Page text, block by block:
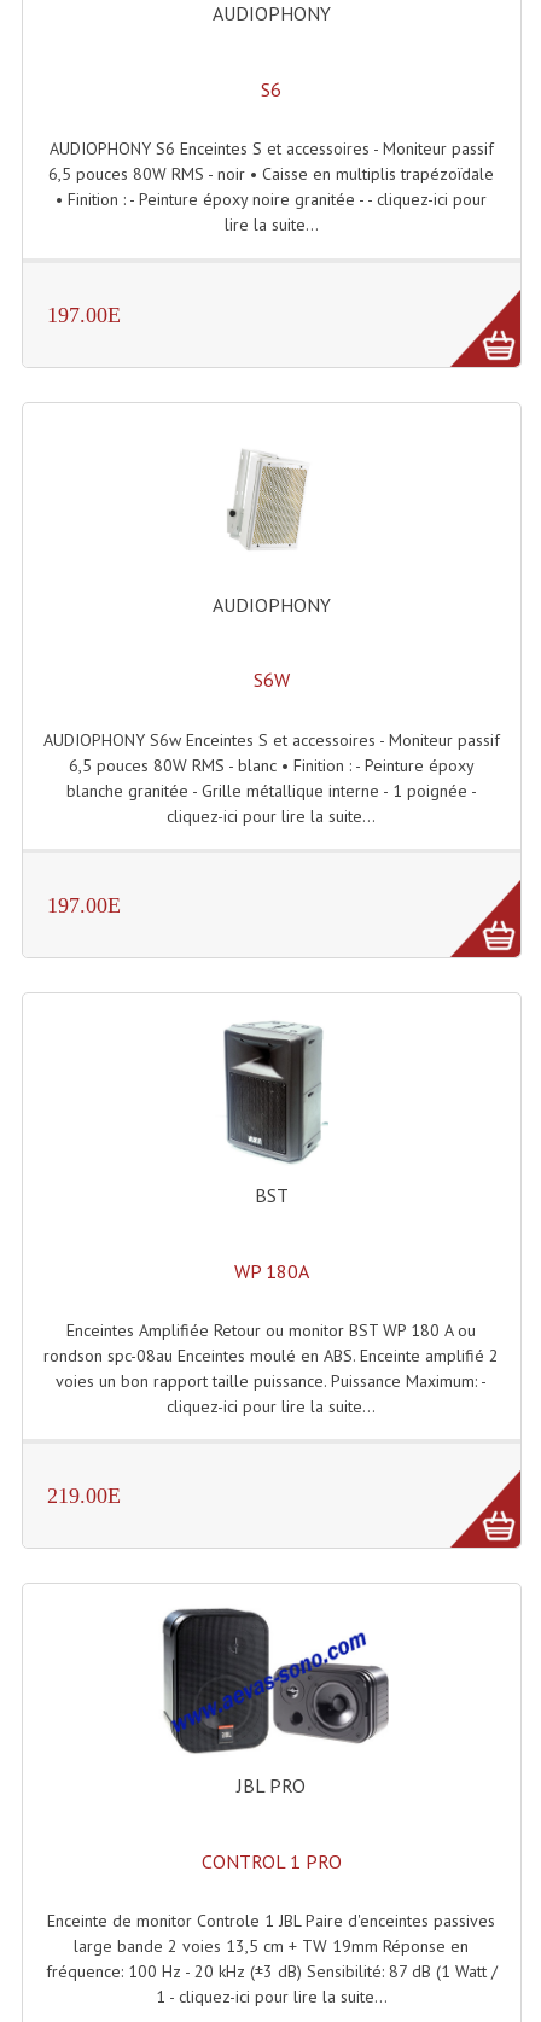
Enceintes, Système Amplifiés
Caisson De Basse Amplifié
Caissons De Basses
Enceintes Autonomes Portables Amplifiées
Enceintes Monitoring
Filtres Actifs, Correcteurs
Haut Parleurs Sono
Moteurs Pavillons Pour Enceinte
Tweeters Pour Enceintes
Lecteurs Cd À Plats
Lecteurs Double Cd Mixage Intégrée
Lecteurs Double Cd MP3
Lecteurs Lasers Simple Et Mp3 (rack 19")
Digital Package Et Logiciel
Platines Dvd Pour Dj
Platines Cassettes
Micro Sans Fil HF VHF 200MHZ
Micro Sans Fil HF UHF 800MHZ
Micros De Studio
Microphones De Surface
Peripheriques Traitements Et Accessoires
Pupitre Pour Discours
Samplers, Échantillonneurs
AUDIOPHONY
S6
AUDIOPHONY S6 Enceintes S et accessoires - Moniteur passif
6,5 pouces 80W RMS - noir • Caisse en multiplis trapézoïdale
• Finition : - Peinture époxy noire granitée - - cliquez-ici pour
lire la suite...
197.00E
AUDIOPHONY
S6W
AUDIOPHONY S6w Enceintes S et accessoires - Moniteur passif
6,5 pouces 80W RMS - blanc • Finition : - Peinture époxy
blanche granitée - Grille métallique interne - 1 poignée -
cliquez-ici pour lire la suite...
197.00E
BST
WP 180A
Enceintes Amplifiée Retour ou monitor BST WP 180 A ou
rondson spc-08au Enceintes moulé en ABS. Enceinte amplifié 2
voies un bon rapport taille puissance. Puissance Maximum: -
cliquez-ici pour lire la suite...
219.00E
JBL PRO
CONTROL 1 PRO
Enceinte de monitor Controle 1 JBL Paire d'enceintes passives
large bande 2 voies 13,5 cm + TW 19mm Réponse en
fréquence: 100 Hz - 20 kHz (±3 dB) Sensibilité: 87 dB (1 Watt /
1 - cliquez-ici pour lire la suite...